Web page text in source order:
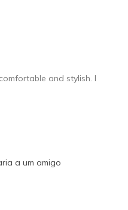
width
and stylish. I
a um amigo